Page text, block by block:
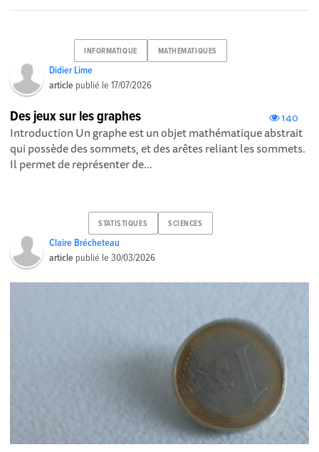
INFORMATIQUE MATHEMATIQUES
Didier Lime
article publié le17/07/2026
140
Des jeux sur les graphes
Introduction Un graphe est un objet mathématique abstrait
qui possède des sommets, et des arêtes reliant les sommets.
Il permet de représenter de...
STATISTIQUES SCIENCES
Claire Brécheteau
article publié le30/03/2026